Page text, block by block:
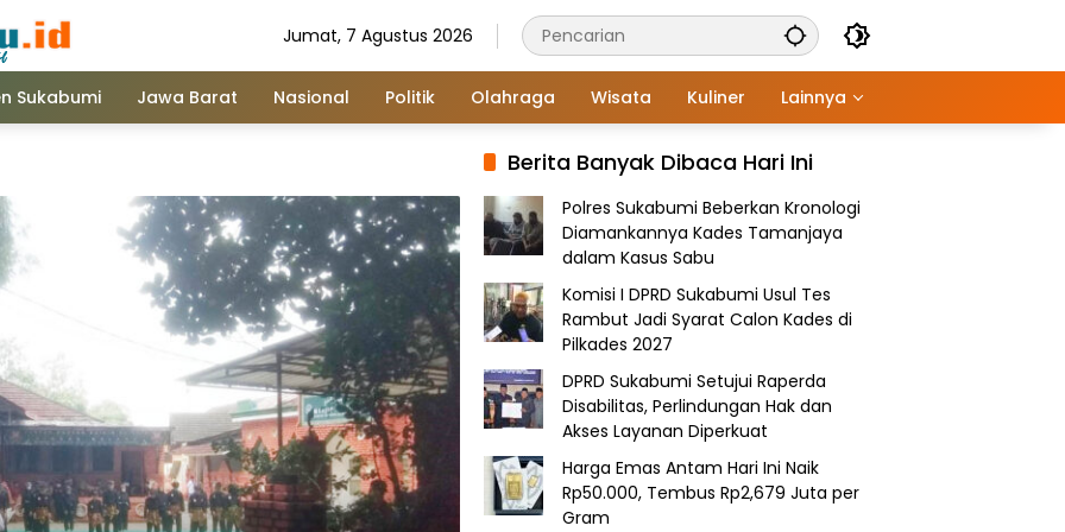
Jumat, 7 Agustus 2026
Sukabumi Jawa Barat Nasional Politik Olahraga Wisata Kuliner Lainnya
Berita Banyak Dibaca Hari Ini
Polres Sukabumi Beberkan Kronologi
Diamankannya Kades Tamanjaya
dalam Kasus Sabu
Komisi I DPRD Sukabumi Usul Tes
Rambut Jadi Syarat Calon Kades di
Pilkades 2027
DPRD Sukabumi Setujui Raperda
Disabilitas, Perlindungan Hak dan
Akses Layanan Diperkuat
Harga Emas Antam Hari Ini Naik
Rp50.000, Tembus Rp2,679 Juta per
Gram